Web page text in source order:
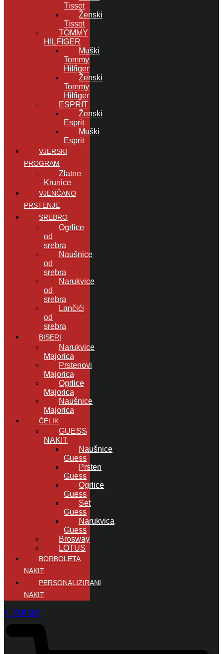
Tissot
Ženski
Tissot
TOMMY
HILFIGER
Muški
Tommy
Hilfiger
Ženski
Tommy
Hilfiger
ESPRIT
Ženski
Esprit
Muški
Esprit
VJERSKI
PROGRAM
Zlatne
Krunice
VJENČANO
PRSTENJE
SREBRO
Ogrlice
od
srebra
Naušnice
od
srebra
Narukvice
od
srebra
Lančići
od
srebra
BISERI
Narukvice
Majorica
Prstenovi
Majorica
Ogrlice
Majorica
Naušnice
Majorica
ČELIK
GUESS
NAKIT
Naušnice
Guess
Prsten
Guess
Ogrlice
Guess
Set
Guess
Narukvica
Guess
Brosway
LOTUS
BORBOLETA
NAKIT
PERSONALIZIRANI
NAKIT
0,00 KM 0